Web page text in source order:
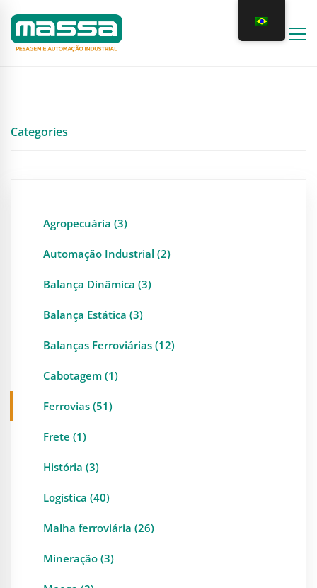
Categories
Agropecuária (3)
Automação Industrial (2)
Balança Dinâmica (3)
Balança Estática (3)
Balanças Ferroviárias (12)
Cabotagem (1)
Ferrovias (51)
Frete (1)
História (3)
Logística (40)
Malha ferroviária (26)
Mineração (3)